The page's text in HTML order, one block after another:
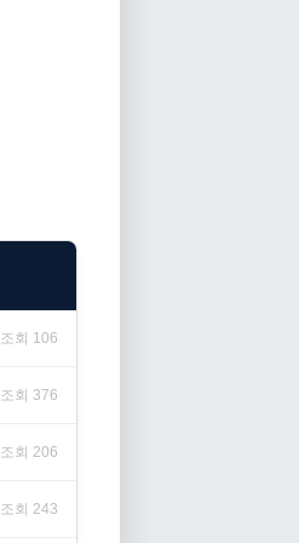
조회 106
조회 376
조회 206
조회 243